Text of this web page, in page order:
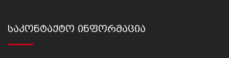
Საკონტაქტო Ინფორმაცია